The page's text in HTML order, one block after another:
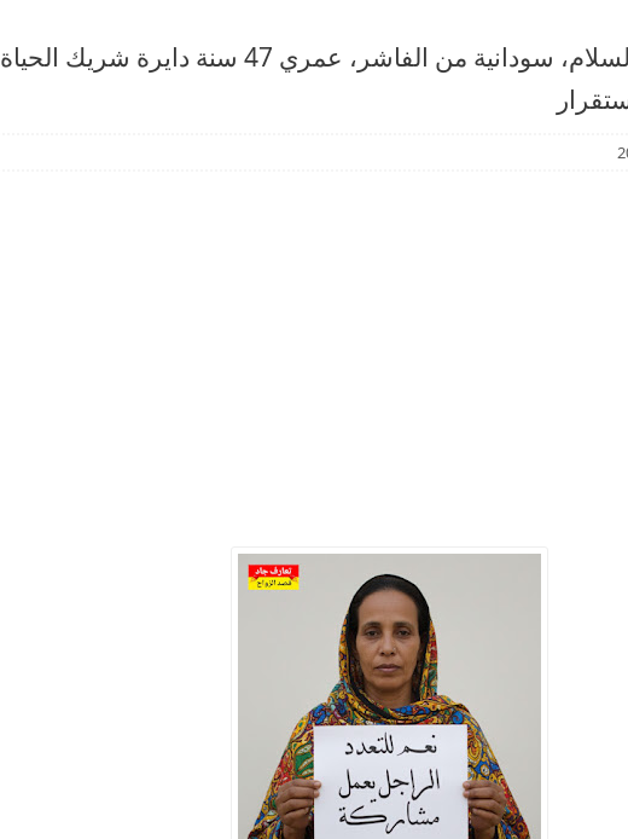
اسمي رحاب عبد السلام، سودانية من الفاشر، عمري 47 سنة دايرة شريك الحياة